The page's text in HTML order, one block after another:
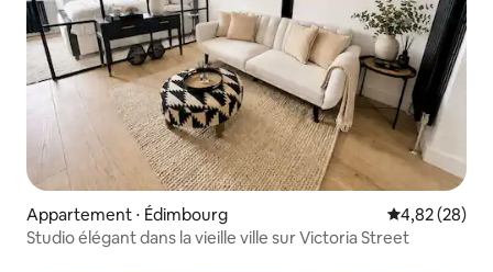
Appartement ⋅ Édimbourg Évaluation
4,82 (28)
Studio élégant dans la vieille ville sur Victoria Street